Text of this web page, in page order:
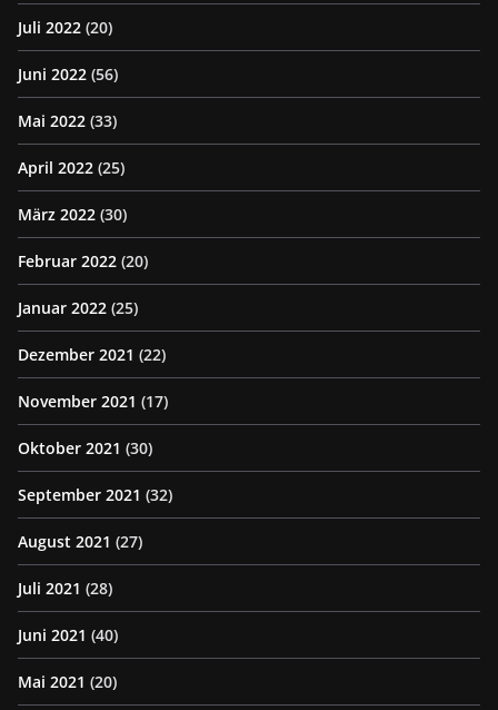
Juli 2022 (20)
Juni 2022 (56)
Mai 2022 (33)
April 2022 (25)
März 2022 (30)
Februar 2022 (20)
Januar 2022 (25)
Dezember 2021 (22)
November 2021 (17)
Oktober 2021 (30)
September 2021 (32)
August 2021 (27)
Juli 2021 (28)
Juni 2021 (40)
Mai 2021 (20)